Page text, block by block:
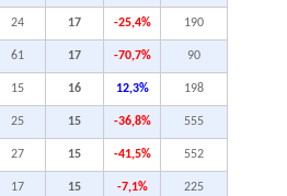
24 17 -25,4% 190
61 17 -70,7% 90
15 16 12,3% 198
25 15 -36,8% 555
27 15 -41,5% 552
17 15 -7,1% 225